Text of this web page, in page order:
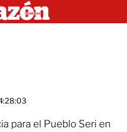
para el Pueblo Seri en